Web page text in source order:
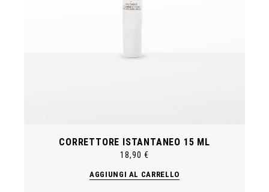
CORRETTORE ISTANTANEO 15 ML
18,90€
AGGIUNGI AL CARRELLO